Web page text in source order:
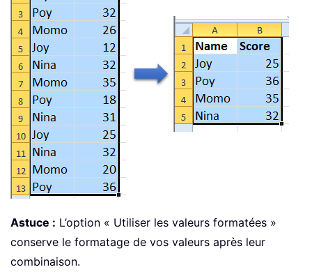
Astuce : L’option « Utiliser les valeurs formatées »
conserve le formatage de vos valeurs après leur
combinaison.